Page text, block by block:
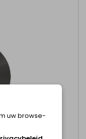
uw browse-